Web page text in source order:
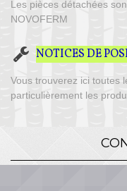
Les pièces détachées
NOVOFERM
NOTICES DE
Vous trouverez ici toutes
particulièrement les